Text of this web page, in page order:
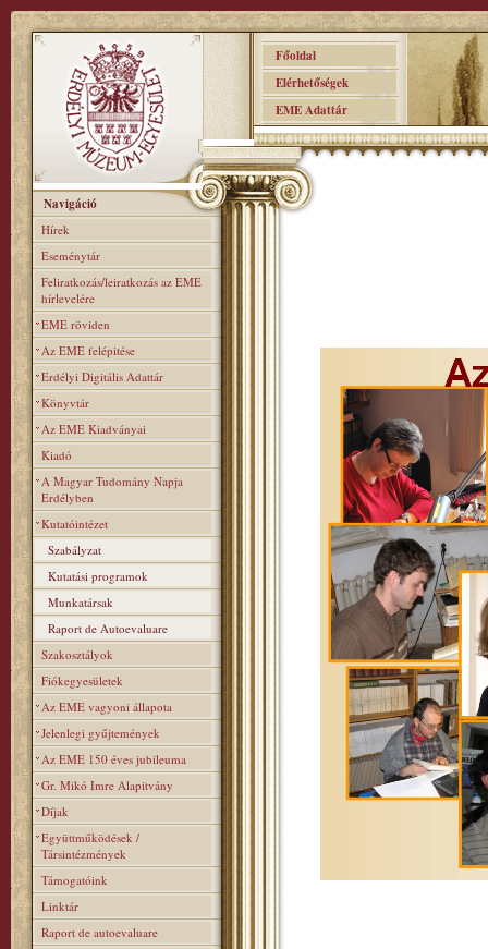
Főoldal
Elérhetőségek
EME Adattár
Navigáció
Hírek
Eseménytár
Feliratkozás/leiratkozás az EME
hírlevelére
EME röviden
Az EME felépitése
Erdélyi Digitális Adattár
Könyvtár
Az EME Kiadványai
Kiadó
A Magyar Tudomány Napja
Erdélyben
Kutatóintézet
Szabályzat
Kutatási programok
Munkatársak
Raport de Autoevaluare
Szakosztályok
Fiókegyesületek
Az EME vagyoni állapota
Jelenlegi gyűjtemények
Az EME 150 éves jubileuma
Gr. Mikó Imre Alapitvány
Díjak
Együttműködések /
Társintézmények
Támogatóink
Linktár
Raport de autoevaluare